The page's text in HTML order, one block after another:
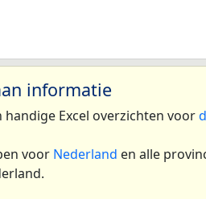
informatie
Excel overzichten voor
voor Nederland en alle